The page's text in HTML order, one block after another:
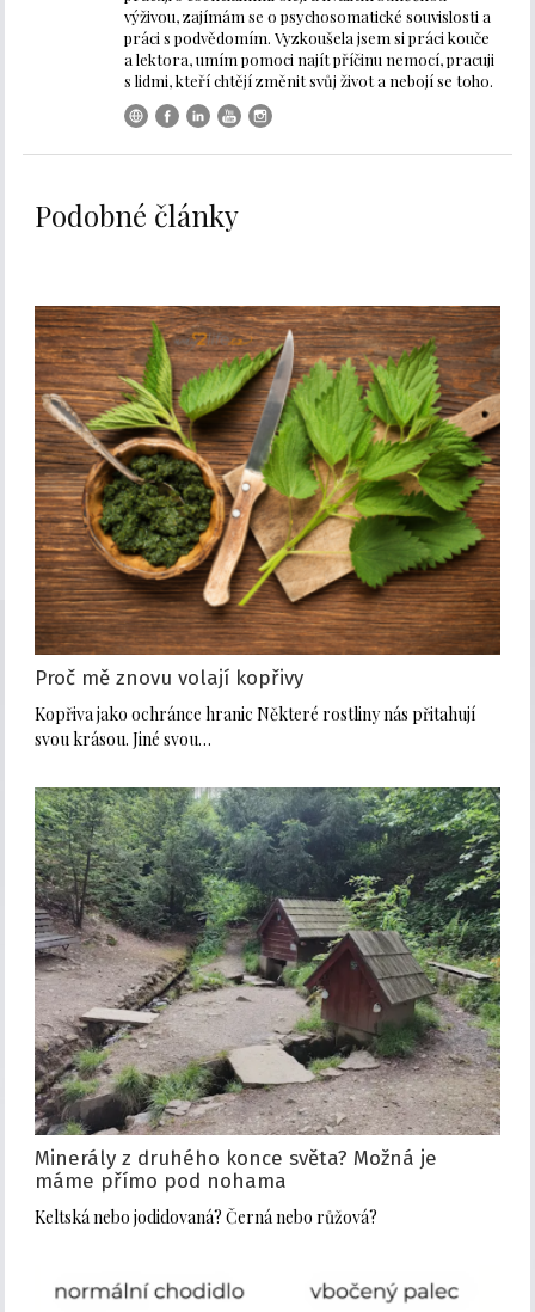
výživou, zajímám se o psychosomatické souvislosti a
práci s podvědomím. Vyzkoušela jsem si práci kouče
a lektora, umím pomoci najít příčinu nemocí, pracuji
s lidmi, kteří chtějí změnit svůj život a nebojí se toho.
Podobné články
Proč mě znovu volají kopřivy
Kopřiva jako ochránce hranic Některé rostliny nás přitahují
svou krásou. Jiné svou…
Minerály z druhého konce světa? Možná je
máme přímo pod nohama
Keltská nebo jodidovaná? Černá nebo růžová?